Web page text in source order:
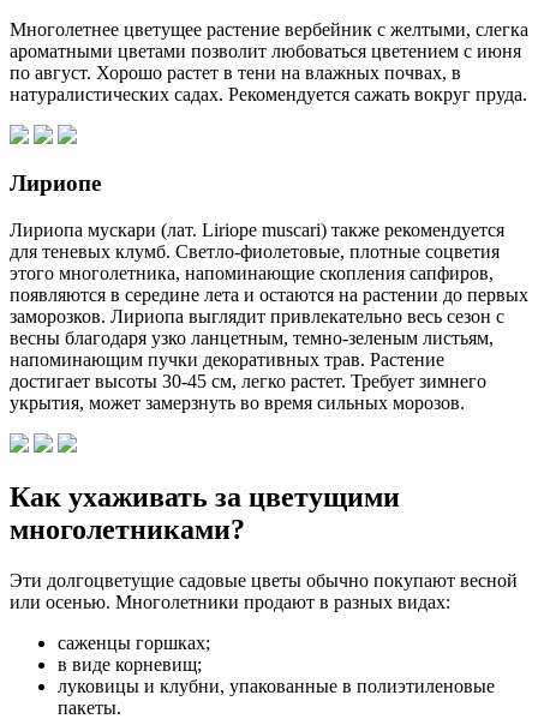
Многолетнее цветущее растение вербейник с желтыми, слегка
ароматными цветами позволит любоваться цветением с июня
по август. Хорошо растет в тени на влажных почвах, в
натуралистических садах. Рекомендуется сажать вокруг пруда.
Лириопе
Лириопа мускари (лат. Liriope muscari) также рекомендуется
для теневых клумб. Светло-фиолетовые, плотные соцветия
этого многолетника, напоминающие скопления сапфиров,
появляются в середине лета и остаются на растении до первых
заморозков. Лириопа выглядит привлекательно весь сезон с
весны благодаря узко ланцетным, темно-зеленым листьям,
напоминающим пучки декоративных трав. Растение
достигает высоты 30-45 см, легко растет. Требует зимнего
укрытия, может замерзнуть во время сильных морозов.
Как ухаживать за цветущими
многолетниками?
Эти долгоцветущие садовые цветы обычно покупают весной
или осенью. Многолетники продают в разных видах:
саженцы горшках;
в виде корневищ;
луковицы и клубни, упакованные в полиэтиленовые
пакеты.